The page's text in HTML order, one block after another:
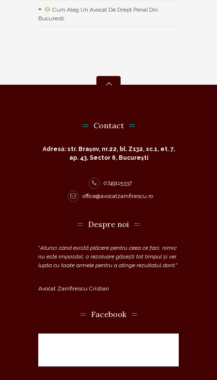
Cum Aleg Un Avocat De Drept Penal Din
Bucuresti
Contact
Adresă: str. Brașov, nr.22, bl. Z132, sc.1, et. 7,
ap. 43, Sector 6, București
0749115337
office@avocatzamfirescu.ro
Despre noi
“Atunci când există plăcere pentru ceea ce faci, nimic
nu este imposibil, o rezolvare găsești tot timpul și vei
lupta cu toate armele pentru a atinge rezultatul dorit. “
Avocat Zamfirescu Cristian
Facebook